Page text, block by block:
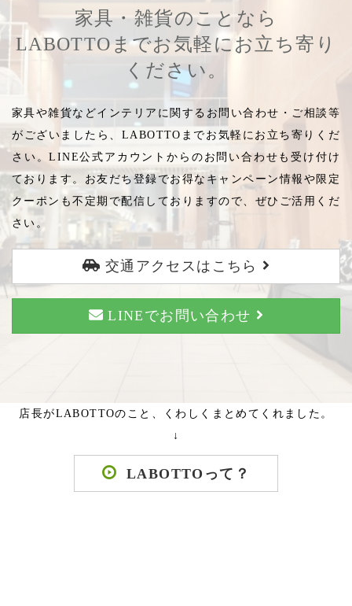
家具・雑貨のことなら
LABOTTOまでお気軽にお立ち寄り
ください。
家具や雑貨などインテリアに関するお問い合わせ・ご相談等
がございましたら、LABOTTOまでお気軽にお立ち寄りくだ
さい。LINE公式アカウントからのお問い合わせも受け付け
ております。お友だち登録でお得なキャンペーン情報や限定
クーポンも不定期で配信しておりますので、ぜひご活用くだ
さい。
交通アクセスはこちら
LINEでお問い合わせ
店長がLABOTTOのこと、くわしくまとめてくれました。
↓
LABOTTOって？